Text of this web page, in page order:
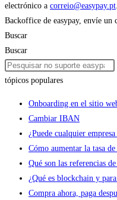
electrónico a correio@easypay.pt.
Backoffice de easypay, envíe un
Buscar
Buscar
tópicos populares
Onboarding en el sitio
Cambiar IBAN
¿Puede cualquier
Cómo aumentar la tasa
Qué son las referencias
¿Qué es blockchain y
Compra ahora, paga